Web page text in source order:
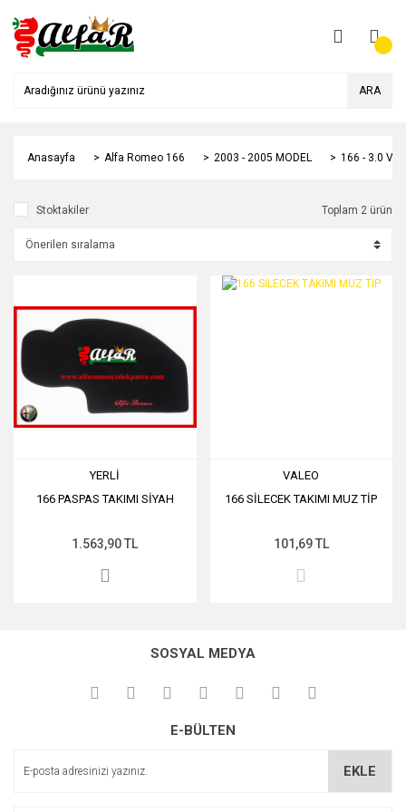
ARA
Anasayfa Alfa Romeo 166 2003 - 2005 MODEL 166 - 3.0 V6
Stoktakiler Toplam 2 ürün
YERLİ
166 PASPAS TAKIMI SİYAH
1.563,90 TL
VALEO
166 SİLECEK TAKIMI MUZ TİP
101,69 TL
SOSYAL MEDYA
E-BÜLTEN
EKLE